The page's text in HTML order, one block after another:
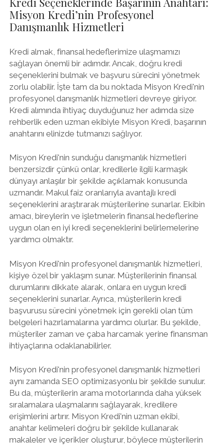
Misyon Kredi’nin Profesyonel
Danışmanlık Hizmetleri
Kredi almak, finansal hedeflerimize ulaşmamızı
sağlayan önemli bir adımdır. Ancak, doğru kredi
seçeneklerini bulmak ve başvuru sürecini yönetmek
zorlu olabilir. İşte tam da bu noktada Misyon Kredi'nin
profesyonel danışmanlık hizmetleri devreye giriyor.
Kredi alımında ihtiyaç duyduğunuz her adımda size
rehberlik eden uzman ekibiyle Misyon Kredi, başarının
anahtarını elinizde tutmanızı sağlıyor.
Misyon Kredi'nin sunduğu danışmanlık hizmetleri
benzersizdir çünkü onlar, kredilerle ilgili karmaşık
dünyayı anlaşılır bir şekilde açıklamak konusunda
uzmandır. Makul faiz oranlarıyla avantajlı kredi
seçeneklerini araştırarak müşterilerine sunarlar. Ekibin
amacı, bireylerin ve işletmelerin finansal hedeflerine
uygun olan en iyi kredi seçeneklerini belirlemelerine
yardımcı olmaktır.
Misyon Kredi'nin profesyonel danışmanlık hizmetleri,
kişiye özel bir yaklaşım sunar. Müşterilerinin finansal
durumlarını dikkate alarak, onlara en uygun kredi
seçeneklerini sunarlar. Ayrıca, müşterilerin kredi
başvurusu sürecini yönetmek için gerekli olan tüm
belgeleri hazırlamalarına yardımcı olurlar. Bu şekilde,
müşteriler zaman ve çaba harcamak yerine finansman
ihtiyaçlarına odaklanabilirler.
Misyon Kredi'nin profesyonel danışmanlık hizmetleri
aynı zamanda SEO optimizasyonlu bir şekilde sunulur.
Bu da, müşterilerin arama motorlarında daha yüksek
sıralamalara ulaşmalarını sağlayarak, kredilere
erişimlerini artırır. Misyon Kredi'nin uzman ekibi,
anahtar kelimeleri doğru bir şekilde kullanarak
makaleler ve içerikler oluşturur, böylece müşterilerin